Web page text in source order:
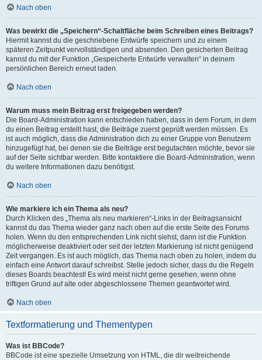
Nach oben
Was bewirkt die „Speichern“-Schaltfläche beim Schreiben eines Beitrags?
Hiermit kannst du die geschriebene Entwürfe speichern und zu einem
späteren Zeitpunkt vervollständigen und absenden. Den gesicherten Beitrag
kannst du mit der Funktion „Gespeicherte Entwürfe verwalten“ in deinem
persönlichen Bereich erneut laden.
Nach oben
Warum muss mein Beitrag erst freigegeben werden?
Die Board-Administration kann entschieden haben, dass in dem Forum, in dem
du einen Beitrag erstellt hast, die Beiträge zuerst geprüft werden müssen. Es
ist auch möglich, dass die Administration dich zu einer Gruppe von Benutzern
hinzugefügt hat, bei denen sie die Beiträge erst begutachten möchte, bevor sie
auf der Seite sichtbar werden. Bitte kontaktiere die Board-Administration, wenn
du weitere Informationen dazu benötigst.
Nach oben
Wie markiere ich ein Thema als neu?
Durch Klicken des „Thema als neu markieren“-Links in der Beitragsansicht
kannst du das Thema wieder ganz nach oben auf die erste Seite des Forums
holen. Wenn du den entsprechenden Link nicht siehst, dann ist die Funktion
möglicherweise deaktiviert oder seit der letzten Markierung ist nicht genügend
Zeit vergangen. Es ist auch möglich, das Thema nach oben zu holen, indem du
einfach eine Antwort darauf schreibst. Stelle jedoch sicher, dass du die Regeln
dieses Boards beachtest! Es wird meist nicht gerne gesehen, wenn ohne
triftigen Grund auf alte oder abgeschlossene Themen geantwortet wird.
Nach oben
Textformatierung und Thementypen
Was ist BBCode?
BBCode ist eine spezielle Umsetzung von HTML, die dir weitreichende